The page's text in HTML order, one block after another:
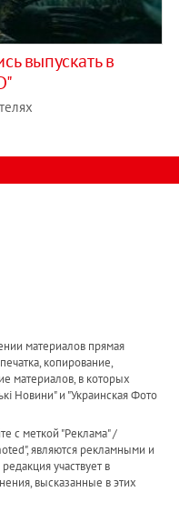
выпускать в
материалов прямая
копирование,
материалов, в которых
Новини" и "Украинская Фото
с меткой "Реклама" /
являются рекламными и
участвует в
высказанные в этих